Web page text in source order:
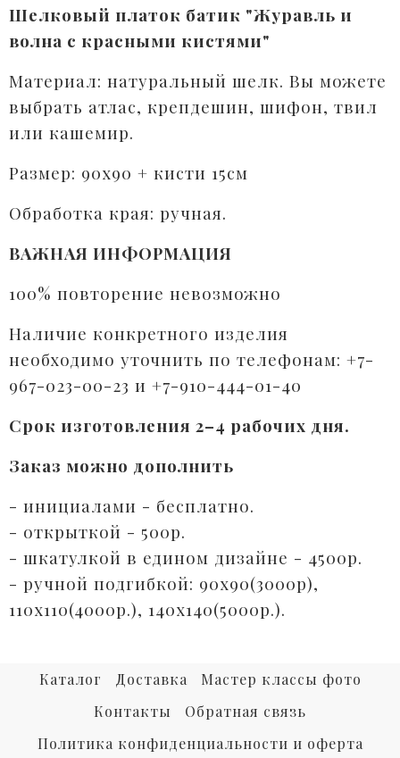
Шелковый платок батик "Журавль и
волна с красными кистями"
Материал: натуральный шелк. Вы можете
выбрать атлас, крепдешин, шифон, твил
или кашемир.
Размер: 90х90 + кисти 15см
Обработка края: ручная.
ВАЖНАЯ ИНФОРМАЦИЯ
100% повторение невозможно
Наличие конкретного изделия
необходимо уточнить по телефонам: +7-
967-023-00-23 и +7-910-444-01-40
Срок изготовления 2–4 рабочих дня.
Заказ можно дополнить
- инициалами - бесплатно.⠀
- открыткой - 500р. ⠀
- шкатулкой в едином дизайне - 4500р.
- ручной подгибкой: 90х90(3000р),
110х110(4000р.), 140х140(5000р.).⠀
Каталог Доставка
Мастер классы фото
Контакты
Обратная связь
Политика конфиденциальности и оферта